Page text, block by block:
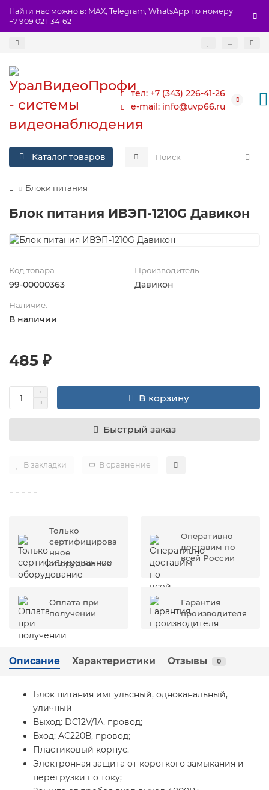
Найти нас можно в: MAX, Telegram, WhatsApp по номеру
+7 909 021-34-62
тел: +7 (343) 226-41-26
e-mail: info@uvp66.ru
Каталог товаров
Блоки питания
Блок питания ИВЭП-1210G Давикон
Код товара
99-00000363
Производитель
Давикон
Наличие:
В наличии
485 ₽
В корзину
Быстрый заказ
В закладки В сравнение
Только
сертифицирова
нное
оборудование
Оперативно
доставим по
всей России
Оплата при
получении
Гарантия
производителя
Описание Характеристики Отзывы 0
Блок питания импульсный, одноканальный,
уличный
Выход: DC12V/1А, провод;
Вход: AC220В, провод;
Пластиковый корпус.
Электронная защита от короткого замыкания и
перегрузки по току;